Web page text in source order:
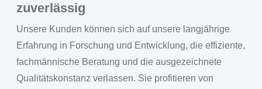
zuverlässig
Unsere Kunden können sich auf unsere langjährige
Erfahrung in Forschung und Entwicklung, die effiziente,
fachmännische Beratung und die ausgezeichnete
Qualitätskonstanz verlassen. Sie profitieren von